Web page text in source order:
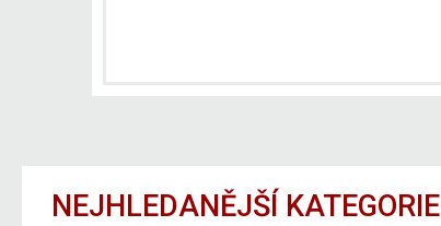
NEJHLEDANĚJŠÍ KATEGORIE